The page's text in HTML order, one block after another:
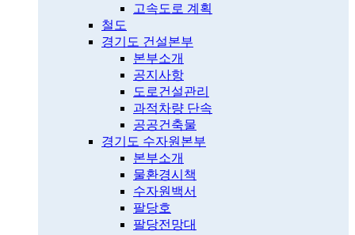
고속도로 계획
철도
경기도 건설본부
본부소개
공지사항
도로건설관리
과적차량 단속
공공건축물
경기도 수자원본부
본부소개
물환경시책
수자원백서
팔당호
팔당전망대